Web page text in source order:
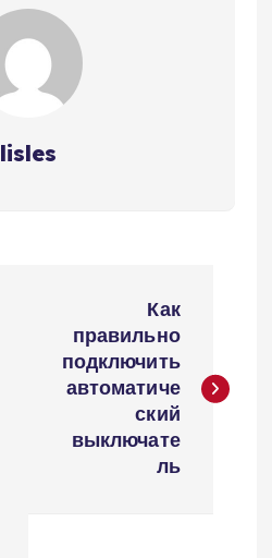
lisles
Как
правильно
подключить
автоматиче
ский
выключате
ль